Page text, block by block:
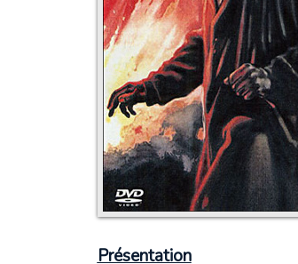
Présentation